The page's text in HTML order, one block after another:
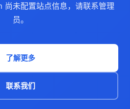
未配置站点信息，请联系管理
员。
了解更多
联系我们